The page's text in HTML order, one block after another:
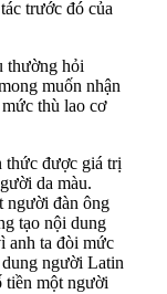
trước đó của
thường hỏi
muốn nhận
thù lao cơ
thức được giá trị
da màu.
người đàn ông
tạo nội dung
anh ta đòi mức
người Latin
tiền một người